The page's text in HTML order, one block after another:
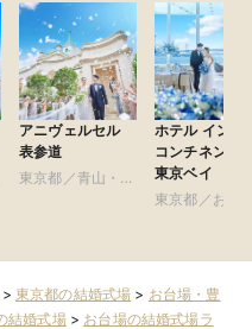
アニヴェルセル
表参道
東京都／青山・表
ホテル インタ
コンチネンタ
東京ベイ
東京都／お台
リア
> 東京都の結婚式場 > お台場・豊
結婚式場> お台場の結婚式場ラ